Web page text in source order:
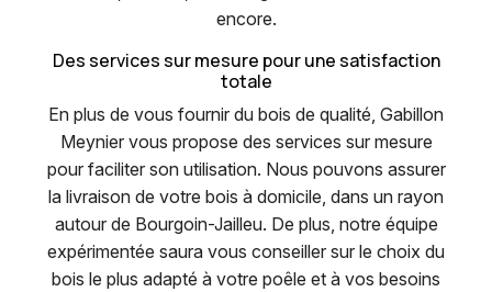
encore.
Des services sur mesure pour une satisfaction
totale
En plus de vous fournir du bois de qualité, Gabillon
Meynier vous propose des services sur mesure
pour faciliter son utilisation. Nous pouvons assurer
la livraison de votre bois à domicile, dans un rayon
autour de Bourgoin-Jailleu. De plus, notre équipe
expérimentée saura vous conseiller sur le choix du
bois le plus adapté à votre poêle et à vos besoins